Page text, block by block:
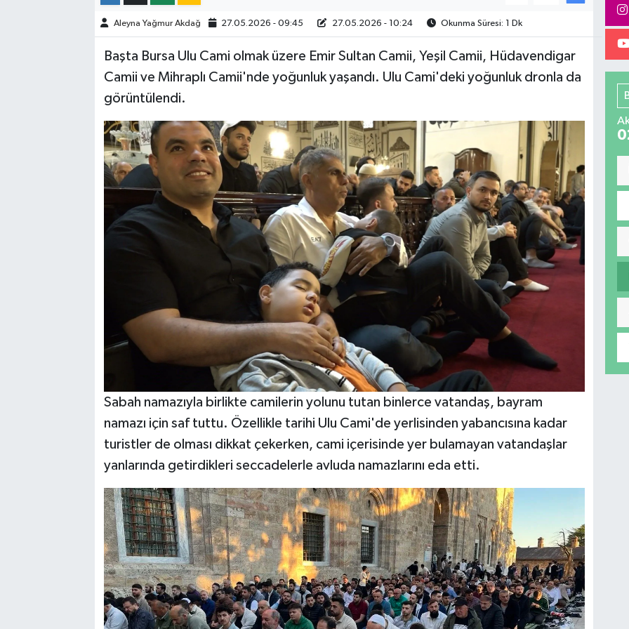
Aleyna Yağmur Akdağ 27.05.2026 - 09:45 27.05.2026 - 10:24 Okunma Süresi: 1 Dk
Başta Bursa Ulu Cami olmak üzere Emir Sultan Camii, Yeşil Camii, Hüdavendigar
Camii ve Mihraplı Camii'nde yoğunluk yaşandı. Ulu Cami'deki yoğunluk dronla da
görüntülendi.
Sabah namazıyla birlikte camilerin yolunu tutan binlerce vatandaş, bayram
namazı için saf tuttu. Özellikle tarihi Ulu Cami'de yerlisinden yabancısına kadar
turistler de olması dikkat çekerken, cami içerisinde yer bulamayan vatandaşlar
yanlarında getirdikleri seccadelerle avluda namazlarını eda etti.